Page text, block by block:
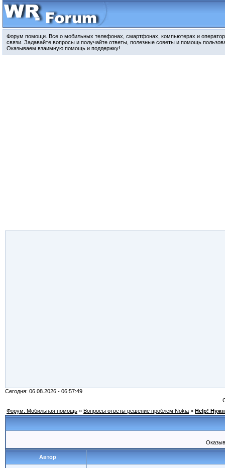
Форум помощи. Все о мобильных телефонах, смартфонах, компьютерах и
связи. Задавайте вопросы и получайте ответы, полезные советы и помощь
Оказываем взаимную помощь и поддержку!
Сегодня: 06.08.2026 - 06:57:49
Форум: Мобильная помощь » Вопросы ответы решение проблем Nokia » Help!
Автор